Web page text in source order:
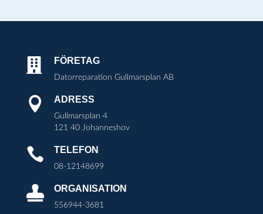
 FÖRETAG
Datorreparation Gullmarsplan AB
 ADRESS
Gullmarsplan 4
121 40 Johanneshov
 TELEFON
08-12148699
 ORGANISATION
556944-3681